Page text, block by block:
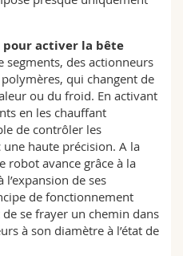
activer la bête
segments, des actionneurs
qui changent de
ou du froid. En activant
en les chauffant
de contrôler les
haute précision. A la
robot avance grâce à la
de ses
de fonctionnement
se frayer un chemin dans
à son diamètre à l’état de